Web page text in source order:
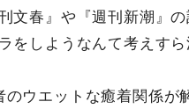
文春』や『週刊新潮』
をしようなんて考えすら
のウエットな癒着関係が